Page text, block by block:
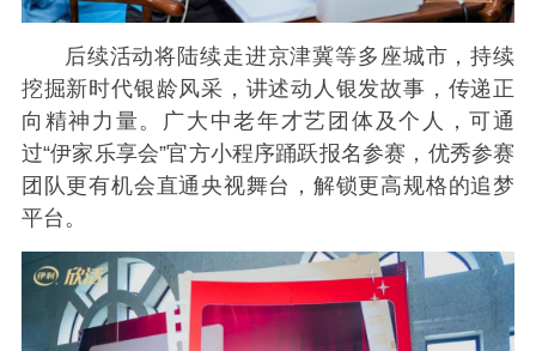
后续活动将陆续走进京津冀等多座城市，持续
挖掘新时代银龄风采，讲述动人银发故事，传递正
向精神力量。广大中老年才艺团体及个人，可通
过“伊家乐享会”官方小程序踊跃报名参赛，优秀参赛
团队更有机会直通央视舞台，解锁更高规格的追梦
平台。